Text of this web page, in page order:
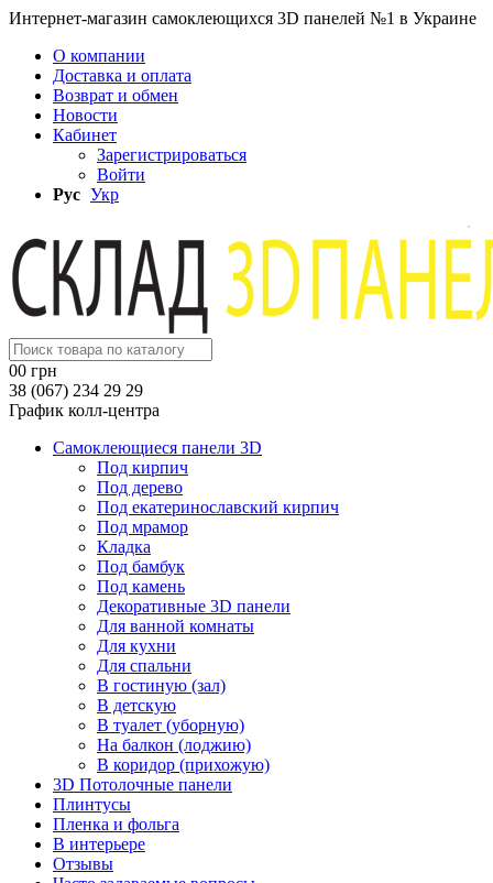
Интернет-магазин самоклеющихся 3D панелей №1 в Украине
О компании
Доставка и оплата
Возврат и обмен
Новости
Кабинет
Зарегистрироваться
Войти
Рус Укр
00 грн
38 (067) 234 29 29
График колл-центра
Самоклеющиеся панели 3D
Под кирпич
Под дерево
Под екатеринославский кирпич
Под мрамор
Кладка
Под бамбук
Под камень
Декоративные 3D панели
Для ванной комнаты
Для кухни
Для спальни
В гостиную (зал)
В детскую
В туалет (уборную)
На балкон (лоджию)
В коридор (прихожую)
3D Потолочные панели
Плинтусы
Пленка и фольга
В интерьере
Отзывы